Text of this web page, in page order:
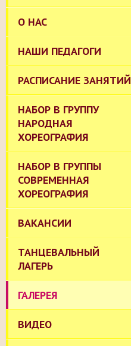
О НАС
НАШИ ПЕДАГОГИ
РАСПИСАНИЕ ЗАНЯТИЙ
НАБОР В ГРУППУ
НАРОДНАЯ
ХОРЕОГРАФИЯ
НАБОР В ГРУППЫ
СОВРЕМЕННАЯ
ХОРЕОГРАФИЯ
ВАКАНСИИ
ТАНЦЕВАЛЬНЫЙ
ЛАГЕРЬ
ГАЛЕРЕЯ
ВИДЕО